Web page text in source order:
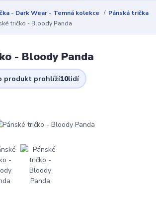
- Dark Wear - Temná kolekce
Pánská trička
tričko - Bloody Panda
- Bloody Panda
produkt prohlíží10lidí